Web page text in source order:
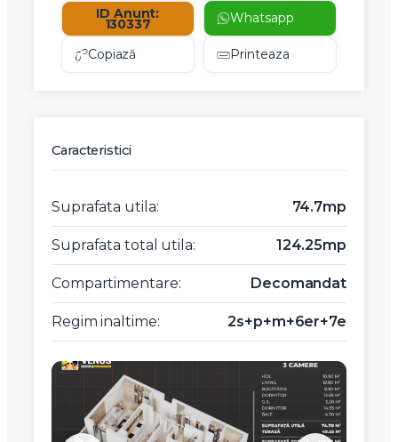
ID Anunt:
130337 Whatsapp
Copiază Printeaza
Caracteristici
Suprafata utila: 74.7mp
Suprafata total utila: 124.25mp
Compartimentare: Decomandat
Regim inaltime: 2s+p+m+6er+7e